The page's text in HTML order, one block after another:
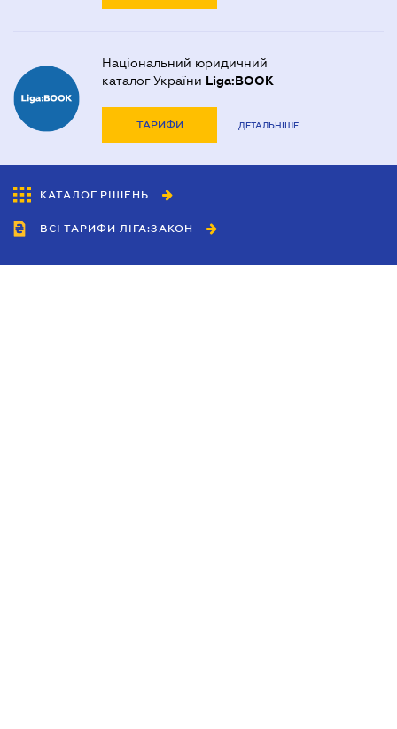
Національний юридичний
каталог України Liga:BOOK
ТАРИФИ ДЕТАЛЬНІШЕ
КАТАЛОГ РІШЕНЬ
ВСІ ТАРИФИ ЛІГА:ЗАКОН